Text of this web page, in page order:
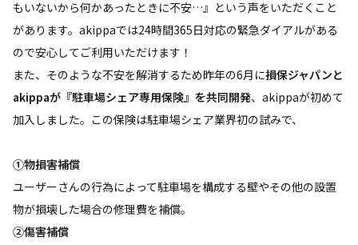
もいないから何かあったときに不安…』という声をいただくこと
があります。akippaでは24時間365日対応の緊急ダイアルがある
ので安心してご利用いただけます！
また、そのような不安を解消するため昨年の6月に損保ジャパンと
akippaが『駐車場シェア専用保険』を共同開発、akippaが初めて
加入しました。この保険は駐車場シェア業界初の試みで、
①物損害補償
ユーザーさんの行為によって駐車場を構成する壁やその他の設置
物が損壊した場合の修理費を補償。
②傷害補償